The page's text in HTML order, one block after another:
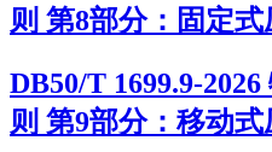
则 第8部分：固定
DB50/T 1699.9-
则 第9部分：移动